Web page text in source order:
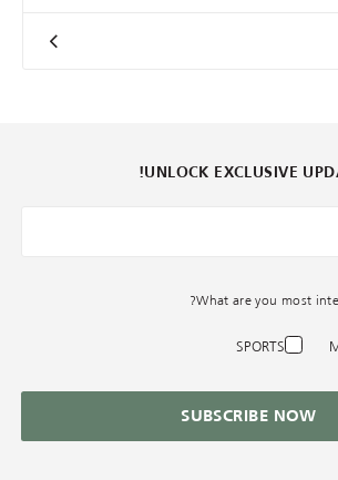
UNLOCK EXCLUSIVE
What are you most
SPORTS
SUBSCRIBE NOW